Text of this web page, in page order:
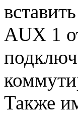
AUX 1
Также